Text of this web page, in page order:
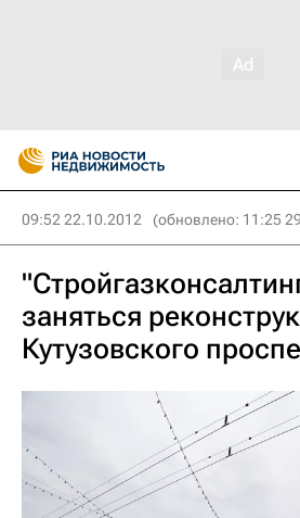
09:52 22.10.2012 (обновлено: 11:25
заняться
Кутузовского